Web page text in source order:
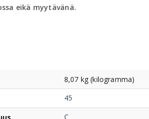
eikä myytävänä.
8,07 kg (kilogramma)
45
C